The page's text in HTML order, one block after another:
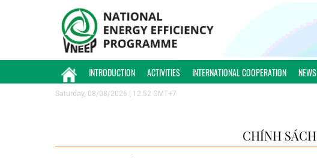
INTRODUCTION ACTIVITIES INTERNATIONAL COOPERATION NEWS
Saturday, 08/08/2026 | 12:52 GMT+7
CHÍNH SÁCH